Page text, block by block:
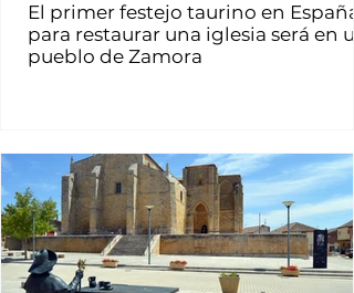
El primer festejo taurino en España
para restaurar una iglesia será en
pueblo de Zamora